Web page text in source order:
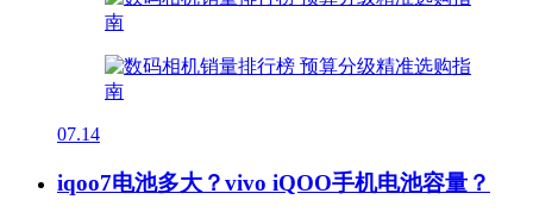
07.14
iqoo7电池多大？vivo iQOO手机电池容量？